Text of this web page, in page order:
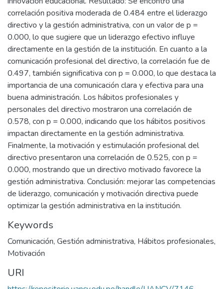
correlación positiva moderada de 0.484 entre el liderazgo
directivo y la gestión administrativa, con un valor de p =
0.000, lo que sugiere que un liderazgo efectivo influye
directamente en la gestión de la institución. En cuanto a la
comunicación profesional del directivo, la correlación fue de
0.497, también significativa con p = 0.000, lo que destaca la
importancia de una comunicación clara y efectiva para una
buena administración. Los hábitos profesionales y
personales del directivo mostraron una correlación de
0.578, con p = 0.000, indicando que los hábitos positivos
impactan directamente en la gestión administrativa.
Finalmente, la motivación y estimulación profesional del
directivo presentaron una correlación de 0.525, con p =
0.000, mostrando que un directivo motivado favorece la
gestión administrativa. Conclusión: mejorar las competencias
de liderazgo, comunicación y motivación directiva puede
optimizar la gestión administrativa en la institución.
Keywords
Comunicación, Gestión administrativa, Hábitos profesionales,
Motivación
URI